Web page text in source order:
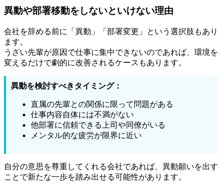
異動や部署移動をしないといけない理由
会社を辞める前に「異動」「部署変更」という選択肢もあり
ます。
うざい先輩が原因で仕事に集中できないのであれば、環境を
変えるだけで劇的に改善されるケースもあります。
異動を検討すべきタイミング：
直属の先輩との関係に限って問題がある
仕事内容自体には不満がない
他部署に信頼できる上司や同僚がいる
メンタル的な疲労が限界に近い
自分の意思を尊重してくれる会社であれば、異動願いを出す
ことで新たな一歩を踏み出せる可能性があります。